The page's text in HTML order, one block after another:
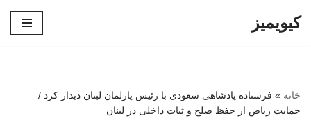
کیویمیز
خانه » فرستاده پادشاهی سعودی با رئیس پارلمان لبنان دیدار کرد /
حمایت ریاض از حفظ صلح و ثبات داخلی در لبنان